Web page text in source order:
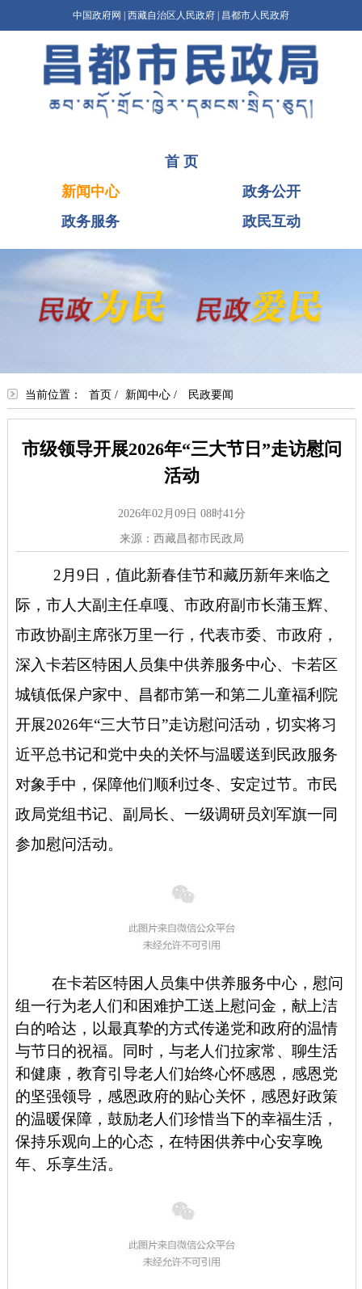
中国政府网 西藏自治区人民政府 昌都市人民政府
首 页
新闻中心
政务公开
政务服务
政民互动
当前位置： 首页 / 新闻中心/ 民政要闻
市级领导开展2026年“三大节日”走访慰问
活动
2026年02月09日 08时41分
来源：西藏昌都市民政局
2月9日，值此新春佳节和藏历新年来临之
际，市人大副主任卓嘎、市政府副市长蒲玉辉、
市政协副主席张万里一行，代表市委、市政府，
深入卡若区特困人员集中供养服务中心、卡若区
城镇低保户家中、昌都市第一和第二儿童福利院
开展2026年“三大节日”走访慰问活动，切实将习
近平总书记和党中央的关怀与温暖送到民政服务
对象手中，保障他们顺利过冬、安定过节。市民
政局党组书记、副局长、一级调研员刘军旗一同
参加慰问活动。
在卡若区特困人员集中供养服务中心，慰问
组一行为老人们和困难护工送上慰问金，献上洁
白的哈达，以最真挚的方式传递党和政府的温情
与节日的祝福。同时，与老人们拉家常、聊生活
和健康，教育引导老人们始终心怀感恩，感恩党
的坚强领导，感恩政府的贴心关怀，感恩好政策
的温暖保障，鼓励老人们珍惜当下的幸福生活，
保持乐观向上的心态，在特困供养中心安享晚
年、乐享生活。